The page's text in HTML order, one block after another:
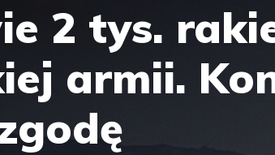
2 tys.
armii.